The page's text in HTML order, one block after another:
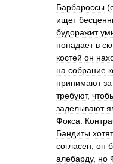
Барбароссы (
ищет
будоражит
попадает в
костей он
на собрание
принимают за
требуют,
заделывают
Фокса
Бандиты хотят
согласен; он
алебарду, но